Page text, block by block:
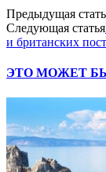
Предыдущая
Следующая статья
и британских
ЭТО МОЖЕТ